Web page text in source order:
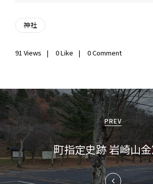
神社
91 Views 0Like 0 Comment
投
稿
ナ
ビ
PREV
町指定史跡 岩崎山